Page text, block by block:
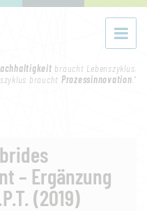
braucht Lebenszyklus.
braucht Prozessinnovation."
– Ergänzung
(2019)